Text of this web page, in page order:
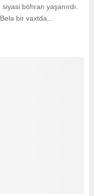
böhran yaşanırdı.
bir vaxtda...